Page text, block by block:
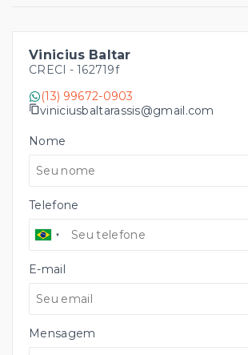
Vinicius Baltar
CRECI - 162719f
(13) 99672-0903
viniciusbaltarassis@gmail.com
Nome
Telefone
E-mail
Mensagem